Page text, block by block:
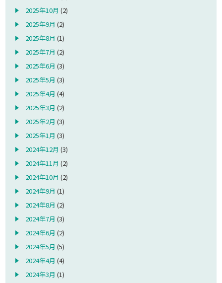
2025年10月 (2)
2025年9月 (2)
2025年8月 (1)
2025年7月 (2)
2025年6月 (3)
2025年5月 (3)
2025年4月 (4)
2025年3月 (2)
2025年2月 (3)
2025年1月 (3)
2024年12月 (3)
2024年11月 (2)
2024年10月 (2)
2024年9月 (1)
2024年8月 (2)
2024年7月 (3)
2024年6月 (2)
2024年5月 (5)
2024年4月 (4)
2024年3月 (1)